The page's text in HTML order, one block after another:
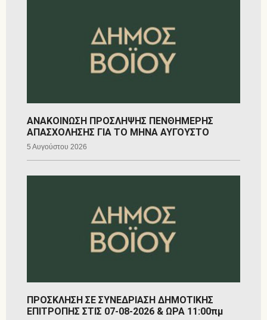
ΑΝΑΚΟΙΝΩΣΗ ΠΡΟΣΛΗΨΗΣ ΠΕΝΘΗΜΕΡΗΣ
ΑΠΑΣΧΟΛΗΣΗΣ ΓΙΑ ΤΟ ΜΗΝΑ ΑΥΓΟΥΣΤΟ
5 Αυγούστου 2026
ΠΡΟΣΚΛΗΣΗ ΣΕ ΣΥΝΕΔΡΙΑΣΗ ΔΗΜΟΤΙΚΗΣ
ΕΠΙΤΡΟΠΗΣ ΣΤΙΣ 07-08-2026 & ΩΡΑ 11:00πμ